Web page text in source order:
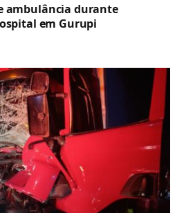
ambulância durante
em Gurupi